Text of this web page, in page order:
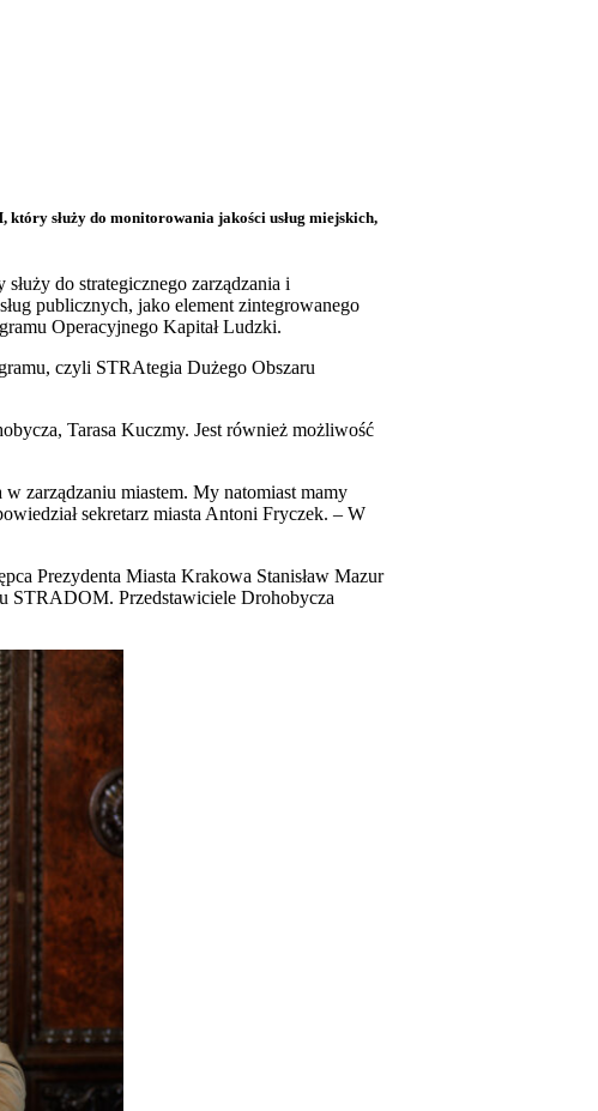
służy do monitorowania jakości usług miejskich,
do strategicznego zarządzania i
publicznych, jako element zintegrowanego
Operacyjnego Kapitał Ludzki.
czyli STRAtegia Dużego Obszaru
Tarasa Kuczmy. Jest również możliwość
zarządzaniu miastem. My natomiast mamy
sekretarz miasta Antoni Fryczek. – W
Prezydenta Miasta Krakowa Stanisław Mazur
STRADOM. Przedstawiciele Drohobycza